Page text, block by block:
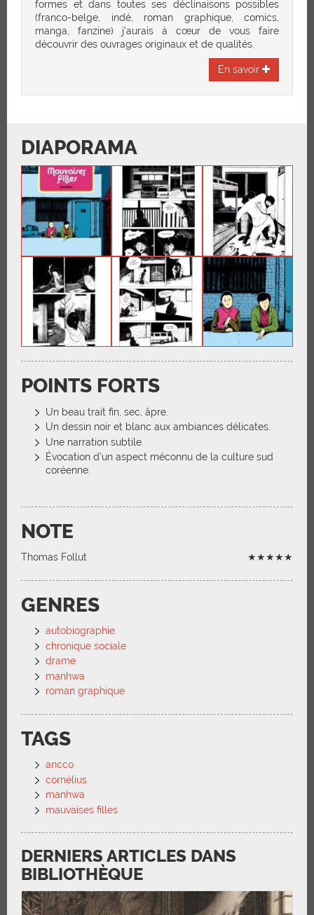
formes et dans toutes ses déclinaisons possibles
(franco-belge, indé, roman graphique, comics,
manga, fanzine) j'aurais à cœur de vous faire
découvrir des ouvrages originaux et de qualités.
En savoir
DIAPORAMA
POINTS FORTS
Un beau trait fin, sec, âpre.
Un dessin noir et blanc aux ambiances délicates.
Une narration subtile.
Évocation d’un aspect méconnu de la culture sud
coréenne.
NOTE
Thomas Follut ★★★★★
GENRES
autobiographie
chronique sociale
drame
manhwa
roman graphique
TAGS
ancco
cornélius
manhwa
mauvaises filles
DERNIERS ARTICLES DANS
BIBLIOTHÈQUE